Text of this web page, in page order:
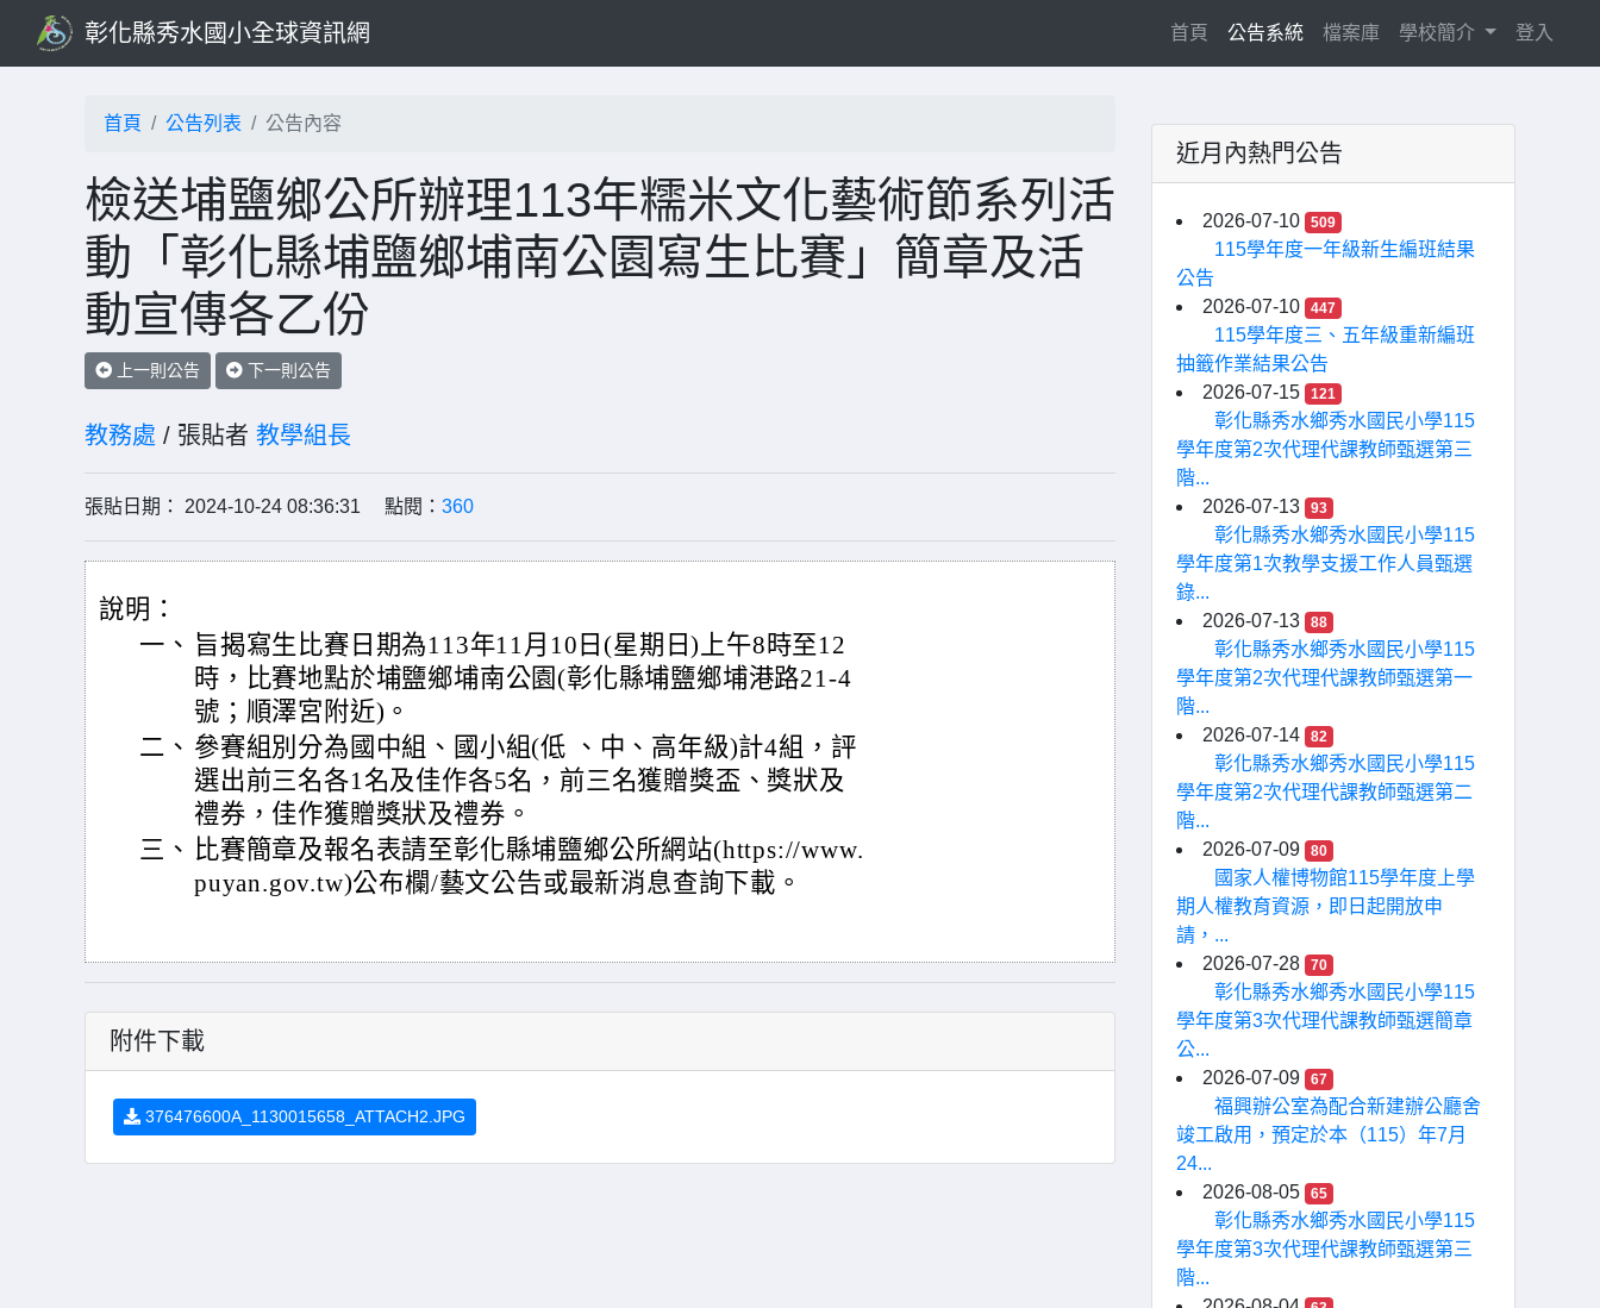
彰化縣秀水國小全球資訊網 首頁 (current)
公告系統 檔案庫 學校簡介 登入
首頁 公告列表 公告內容
檢送埔鹽鄉公所辦理113年糯米文化藝術節系列活
動「彰化縣埔鹽鄉埔南公園寫生比賽」簡章及活
動宣傳各乙份
上一則公告 下一則公告
教務處 / 張貼者 教學組長
張貼日期： 2024-10-24 08:36:31 點閱： 360
說明：
一、 旨揭寫生比賽日期為113年11月10日(星期日)上午8時至12
時，比賽地點於埔鹽鄉埔南公園(彰化縣埔鹽鄉埔港路21-4
號；順澤宮附近)。
二、 參賽組別分為國中組、國小組(低 、中、高年級)計4組，評
選出前三名各1名及佳作各5名，前三名獲贈獎盃、獎狀及
禮券，佳作獲贈獎狀及禮券。
三、 比賽簡章及報名表請至彰化縣埔鹽鄉公所網站(https://www.
puyan.gov.tw)公布欄/藝文公告或最新消息查詢下載。
附件下載
376476600A_1130015658_ATTACH2.JPG
近月內熱門公告
2026-07-10 509
115學年度一年級新生編班結果
公告
2026-07-10
447
115學年度三、五年級重新編班
抽籤作業結果公告
2026-07-15
121
彰化縣秀水鄉秀水國民小學115
學年度第2次代理代課教師甄選第三
階...
2026-07-13
93
彰化縣秀水鄉秀水國民小學115
學年度第1次教學支援工作人員甄選
錄...
2026-07-13
88
彰化縣秀水鄉秀水國民小學115
學年度第2次代理代課教師甄選第一
階...
2026-07-14
82
彰化縣秀水鄉秀水國民小學115
學年度第2次代理代課教師甄選第二
階...
2026-07-09
80
國家人權博物館115學年度上學
期人權教育資源，即日起開放申
請，...
2026-07-28
70
彰化縣秀水鄉秀水國民小學115
學年度第3次代理代課教師甄選簡章
公...
2026-07-09
67
福興辦公室為配合新建辦公廳舍
竣工啟用，預定於本（115）年7月
24...
2026-08-05
65
彰化縣秀水鄉秀水國民小學115
學年度第3次代理代課教師甄選第三
階...